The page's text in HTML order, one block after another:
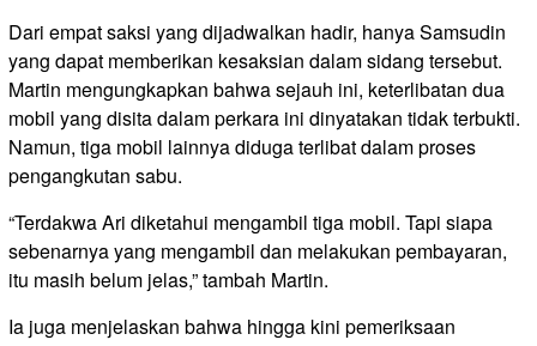
Dari empat saksi yang dijadwalkan hadir, hanya Samsudin
yang dapat memberikan kesaksian dalam sidang tersebut.
Martin mengungkapkan bahwa sejauh ini, keterlibatan dua
mobil yang disita dalam perkara ini dinyatakan tidak terbukti.
Namun, tiga mobil lainnya diduga terlibat dalam proses
pengangkutan sabu.
“Terdakwa Ari diketahui mengambil tiga mobil. Tapi siapa
sebenarnya yang mengambil dan melakukan pembayaran,
itu masih belum jelas,” tambah Martin.
Ia juga menjelaskan bahwa hingga kini pemeriksaan